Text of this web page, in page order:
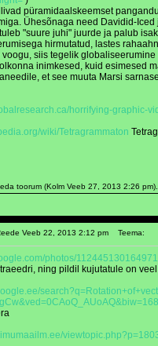
püramidaalskeemset
Ühesõnaga need Davidid-
"suure juhi" juurde ja palub
hirmutatud, lastes
siis tegelik
inimkesed, kuid esimesed
et see muuta Marsi
horrifying-graphic-
wiki/Tetragrammaton
toorum (Kolm Veeb 27, 2013 2:26
Veeb 22, 2013 2:12 pm Teema:
photos/
ning pildil kujutatule on